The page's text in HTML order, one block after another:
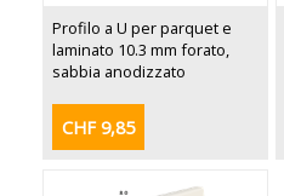
Profilo a U per parquet e
laminato 10.3 mm forato,
sabbia anodizzato
CHF 9,85